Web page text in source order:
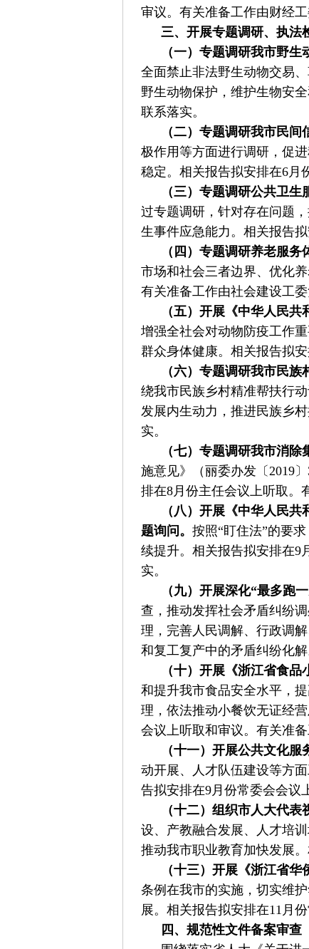
审议。有关准备工作由财经工
三、开展专题调研、执法
（一）专题调研我市野生
全面禁止非法野生动物交易
野生动物保护，维护生物安
联系落实。
（二）专题调研我市民间
极作用等方面进行调研，促
稳定。相关报告拟安排在6月
（三）专题调研公共卫生
过专题调研，针对存在问题
生事件应急能力。相关报告
（四）专题调研养老服务
市场和社会三者边界、优化
有关准备工作由社会建设工委
（五）开展《中华人民
增强全社会对动物防疫工作
群众身体健康。相关报告拟
（六）专题调研我市民族
绕我市民族乡村精准帮扶行
发展内生动力，推进民族乡
实。
（七）专题调研我市消除
施意见》（丽委办发〔2019
排在8月份主任会议上听取。
（八）开展《中华人民
题询问。 按照“盯住法”的要
续提升。相关报告拟安排在9
实。
（九）开展深化“最多跑
查，推动发挥社会矛盾纠纷
理，完善人民调解、行政调
和复工复产中的矛盾纠纷化
（十）开展《浙江省食
和提升我市食品安全水平，
理，依法推动小餐饮无证经
会议上听取和审议。有关准
（十一）开展公共文化服
动开展、人才队伍建设等方
告拟安排在9月份常委会会议
（十二）组织市人大代表
设、产教融合发展、人才培
推动我市职业教育加快发展
（十三）开展《浙江省华
条例在我市的实施，切实维
展。相关报告拟安排在11月
四、规范性文件备案审查